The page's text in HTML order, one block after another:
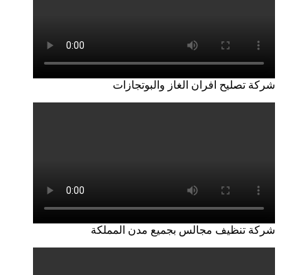
شركة تصليح افران الغاز والبوتجازات
شركة تنظيف مجالس بجميع مدن المملكة